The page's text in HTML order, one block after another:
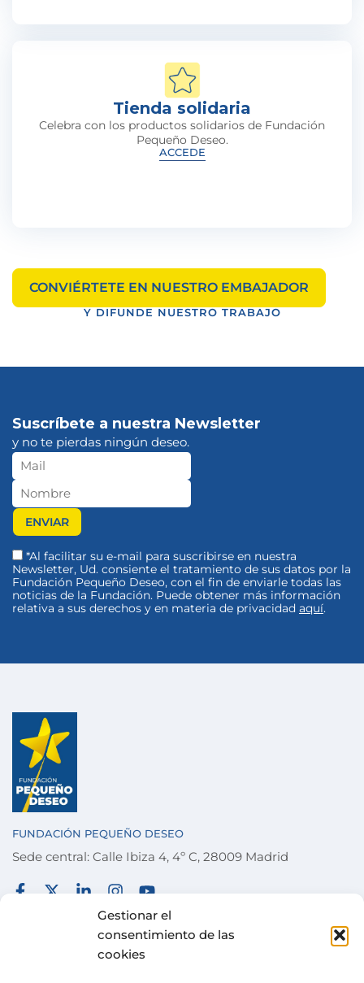
Gestionar el
consentimiento de las
cookies
Tienda solidaria
Celebra con los productos solidarios de Fundación
Pequeño Deseo.
ACCEDE
CONVIÉRTETE EN NUESTRO EMBAJADOR
Y DIFUNDE NUESTRO TRABAJO
Suscríbete a nuestra Newsletter
y no te pierdas ningún deseo.
*Al facilitar su e-mail para suscribirse en nuestra
Newsletter, Ud. consiente el tratamiento de sus datos por la
Fundación Pequeño Deseo, con el fin de enviarle todas las
noticias de la Fundación. Puede obtener más información
relativa a sus derechos y en materia de privacidad aquí.
FUNDACIÓN PEQUEÑO DESEO
Sede central: Calle Ibiza 4, 4º C, 28009 Madrid
POLÍTICA DE PRIVACIDAD